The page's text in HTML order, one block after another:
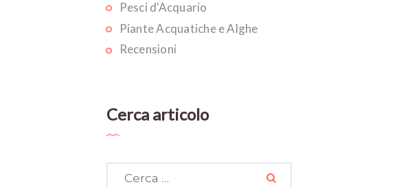
Pesci d'Acquario
Piante Acquatiche e Alghe
Recensioni
Cerca articolo
Ricerca